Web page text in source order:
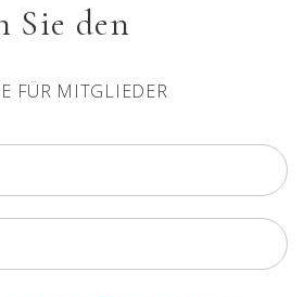
Sie den
FÜR MITGLIEDER